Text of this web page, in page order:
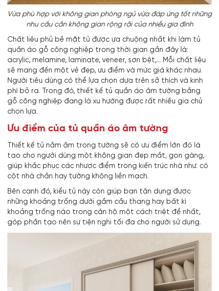
Vừa phù hợp với không gian phòng ngủ vừa đáp ứng tốt những
nhu cầu cần không gian rộng rãi của nhiều gia đình
Chất liệu phủ bề mặt tủ được ưa chuộng nhất khi làm tủ
quần áo gỗ công nghiệp trong thời gian gần đây là:
acrylic, melamine, laminate, veneer, sơn bệt,... Mỗi chất liệu
sẽ mang đến một vẻ đẹp, ưu điểm và mức giá khác nhau.
Người tiêu dùng có thể lựa chọn dựa trên sở thích và kinh
phí bỏ ra. Trong đó, thiết kế tủ quần áo âm tường bằng
gỗ công nghiệp đang là xu hướng được rất nhiều gia chủ
chọn lựa.
Ưu điểm của tủ quần áo âm tường
Thiết kế tủ nằm âm trong tường sẽ có ưu điểm lớn đó là
tạo cho người dùng một không gian đẹp mắt, gọn gàng,
giúp khắc phục các nhược điểm trong kiến trúc nhà như: có
cột nhà chắn hay tường không liền mạch.
Bên cạnh đó, kiểu tủ này còn giúp bạn tận dụng được
những khoảng trống dưới gầm cầu thang hay bất kì
khoảng trống nào trong căn hộ một cách triệt để nhất,
góp phần tạo nên sự tiện nghi tối đa cho người sử dụng.